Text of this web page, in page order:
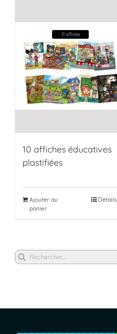
10 affiches éducatives
plastifiées
Ajouter au
panier
Détails
Rechercher